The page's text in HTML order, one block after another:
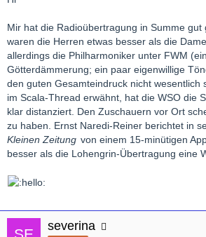
Mir hat die Radioübertragung in Summe gut
waren die Herren etwas besser als die
allerdings die Philharmoniker unter FWM
Götterdämmerung; ein paar eigenwillige
den guten Gesamteindruck nicht wesentlich
im Scala-Thread erwähnt, hat die WSO die
klar distanziert. Den Zuschauern vor Ort
zu haben. Ernst Naredi-Reiner berichtet in
Kleinen Zeitung von einem 15-minütigen
besser als die Lohengrin-Übertragung eine
severina